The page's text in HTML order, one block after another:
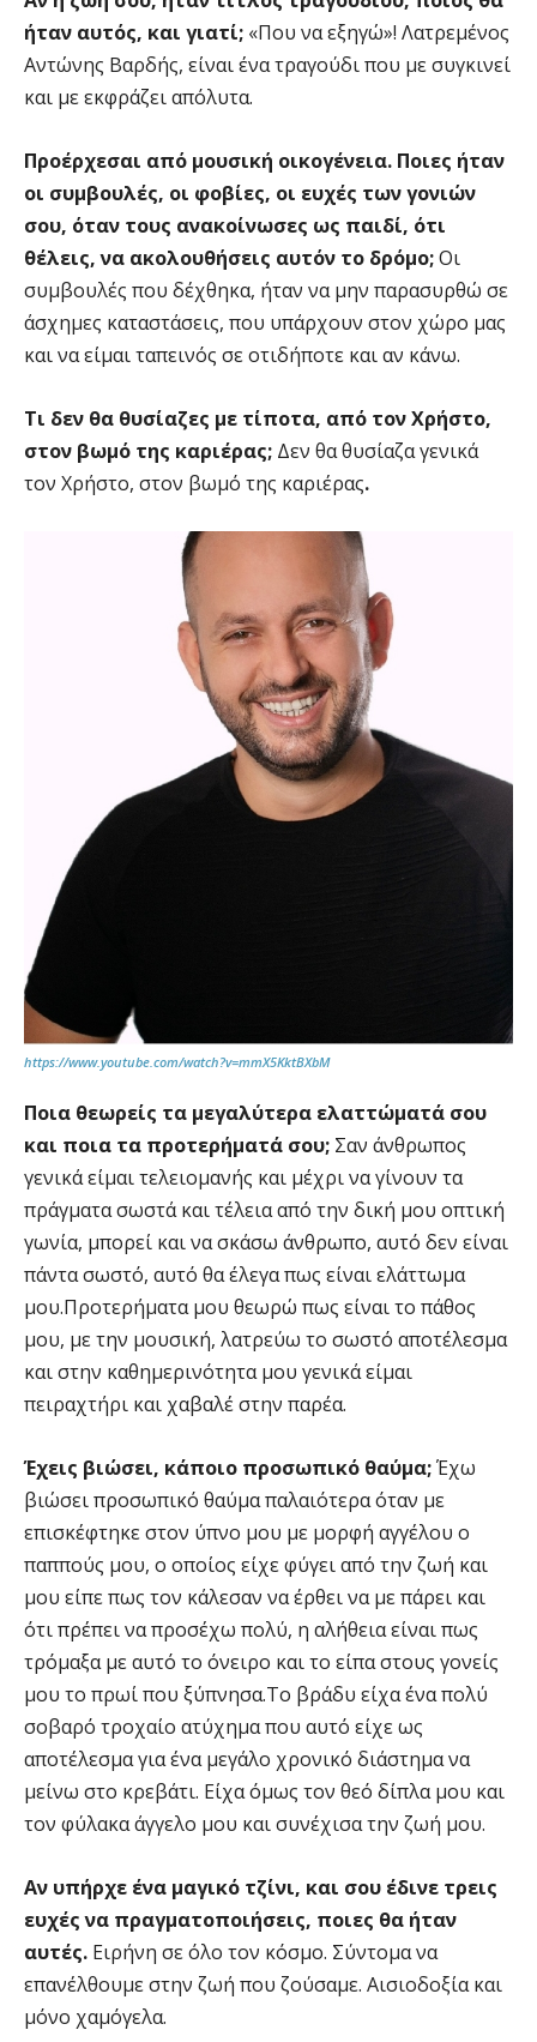
ήταν αυτός, και γιατί; «Που να εξηγώ»! Λατρεμένος
Αντώνης Βαρδής, είναι ένα τραγούδι που με συγκινεί
και με εκφράζει απόλυτα.
Προέρχεσαι από μουσική οικογένεια. Ποιες ήταν
οι συμβουλές, οι φοβίες, οι ευχές των γονιών
σου, όταν τους ανακοίνωσες ως παιδί, ότι
θέλεις, να ακολουθήσεις αυτόν το δρόμο;Οι
συμβουλές που δέχθηκα, ήταν να μην παρασυρθώ σε
άσχημες καταστάσεις, που υπάρχουν στον χώρο μας
και να είμαι ταπεινός σε οτιδήποτε και αν κάνω.
Τι δεν θα θυσίαζες με τίποτα, από τον Χρήστο,
στον βωμό της καριέρας; Δεν θα θυσίαζα γενικά
τον Χρήστο, στον βωμό της καριέρας.
https://www.youtube.com/watch?v=mmX5KktBXbM
Ποια θεωρείς τα μεγαλύτερα ελαττώματά σου
και ποια τα προτερήματά σου; Σαν άνθρωπος
γενικά είμαι τελειομανής και μέχρι να γίνουν τα
πράγματα σωστά και τέλεια από την δική μου οπτική
γωνία, μπορεί και να σκάσω άνθρωπο, αυτό δεν είναι
πάντα σωστό, αυτό θα έλεγα πως είναι ελάττωμα
μου.Προτερήματα μου θεωρώ πως είναι το πάθος
μου, με την μουσική, λατρεύω το σωστό αποτέλεσμα
και στην καθημερινότητα μου γενικά είμαι
πειραχτήρι και χαβαλέ στην παρέα.
Έχεις βιώσει, κάποιο προσωπικό θαύμα;Έχω
βιώσει προσωπικό θαύμα παλαιότερα όταν με
επισκέφτηκε στον ύπνο μου με μορφή αγγέλου ο
παππούς μου, ο οποίος είχε φύγει από την ζωή και
μου είπε πως τον κάλεσαν να έρθει να με πάρει και
ότι πρέπει να προσέχω πολύ, η αλήθεια είναι πως
τρόμαξα με αυτό το όνειρο και το είπα στους γονείς
μου το πρωί που ξύπνησα.Το βράδυ είχα ένα πολύ
σοβαρό τροχαίο ατύχημα που αυτό είχε ως
αποτέλεσμα για ένα μεγάλο χρονικό διάστημα να
μείνω στο κρεβάτι. Είχα όμως τον θεό δίπλα μου και
τον φύλακα άγγελο μου και συνέχισα την ζωή μου.
Αν υπήρχε ένα μαγικό τζίνι, και σου έδινε τρεις
ευχές να πραγματοποιήσεις, ποιες θα ήταν
αυτές. Ειρήνη σε όλο τον κόσμο. Σύντομα να
επανέλθουμε στην ζωή που ζούσαμε. Αισιοδοξία και
μόνο χαμόγελα.